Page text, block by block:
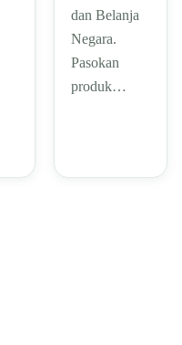
dan Belanja
Negara.
Pasokan
produk…